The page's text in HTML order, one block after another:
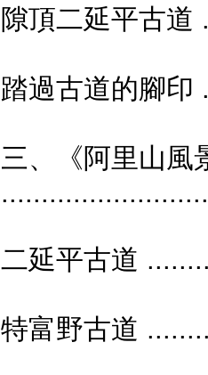
隙頂二延平古
踏過古道的腳
三、《阿里山風
二延平古道
特富野古道